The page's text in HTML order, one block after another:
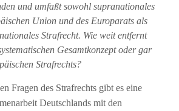
und umfaßt sowohl supranationales
Union und des Europarats als
Strafrecht. Wie weit entfernt
Gesamtkonzept oder gar
Strafrechts?
Fragen des Strafrechts gibt es eine
Deutschlands mit den